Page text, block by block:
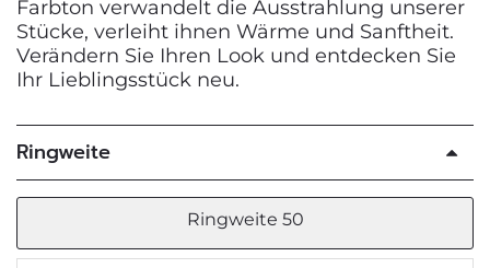
Farbton verwandelt die Ausstrahlung unserer
Stücke, verleiht ihnen Wärme und Sanftheit.
Verändern Sie Ihren Look und entdecken Sie
Ihr Lieblingsstück neu.
Ringweite
Ringweite 50